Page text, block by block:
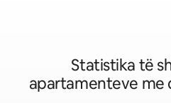
Statistika të
apartamenteve me